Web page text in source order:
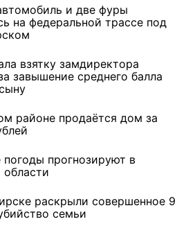
и две фуры
на федеральной трассе под
взятку замдиректора
завышение среднего балла
районе продаётся дом за
прогнозируют в
раскрыли совершенное 9
семьи